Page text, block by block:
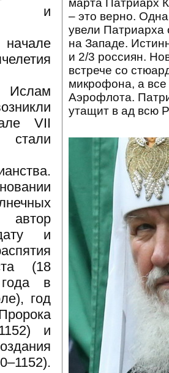
и
Ислам
VII
и
(18
в
год
и
марта Патриарх
– это верно.
увели Патриарха
на Западе.
и 2/3 россиян.
встрече со
микрофона, а все
Аэрофлота.
утащит в ад всю